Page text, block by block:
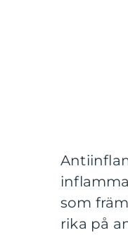
som
rika på